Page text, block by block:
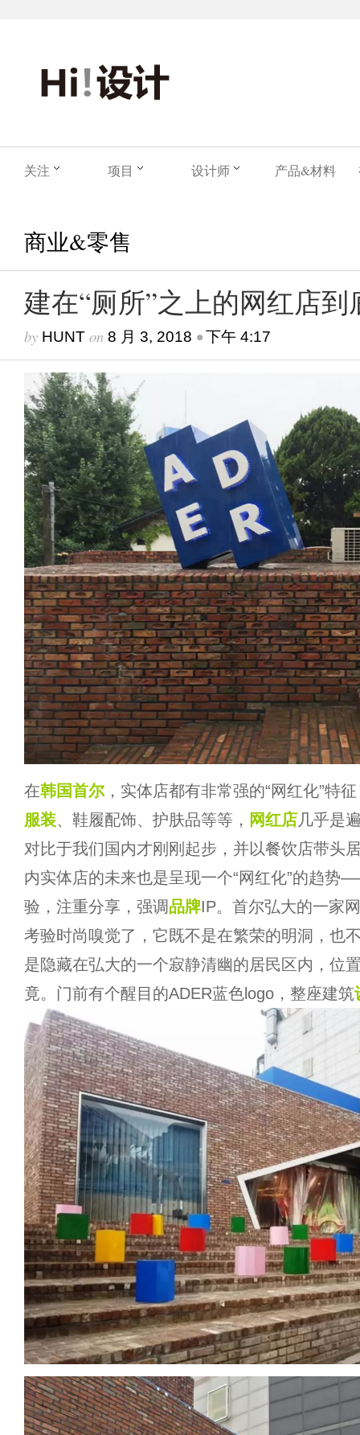
关注 项目 设计师 产品&材料
商业&零售
建在“厕所”之上的网红店
by HUNT on 8 月 3, 2018 •下午 4:17
在韩国首尔，实体店都有非常强的“网红化”特
服装、鞋履配饰、护肤品等等， 网红店几乎是
对比于我们国内才刚刚起步，并以餐饮店带头
内实体店的未来也是呈现一个“网红化”的趋势
验，注重分享，强调品牌IP。首尔弘大的一家
考验时尚嗅觉了，它既不是在繁荣的明洞，也
是隐藏在弘大的一个寂静清幽的居民区内，位
竟。门前有个醒目的ADER蓝色logo，整座建筑